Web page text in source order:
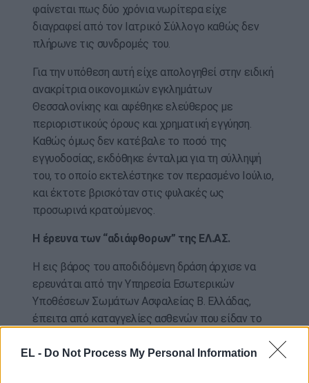
EL - Do Not Process My Personal Information
φαίνεται πως δύο χρόνια νωρίτερα είχε
διαγραφεί από τον Ιατρικό Σύλλογο καθώς δεν
πλήρωνε τις συνδρομές του.
Για την υπόθεση αυτή είχε απολογηθεί στην ειδική
ανακρίτρια οικονομικών εγκλημάτων
Θεσσαλονίκης και αφέθηκε ελεύθερος με
περιοριστικούς όρους και χρηματική εγγύηση.
Καθώς όμως δεν κατέβαλε το ποσό της
εγγυοδοσίας, εκδόθηκε ένταλμα για τη σύλληψή
του, το οποίο εκτελέστηκε τον περασμένο Ιούλιο,
και έκτοτε βρισκόταν στις φυλακές ως
προσωρινά κρατούμενος.
Η έρευνα των “αδιάφθορων” της ΕΛ.ΑΣ.
Η εις βάρος του αποδιδόμενη δράση άρχισε να
ερευνάται από την Υπηρεσία Εσωτερικών
Υποθέσεων Σωμάτων Ασφαλείας Β. Ελλάδας,
έπειτα από καταγγελίες ασθενών που είδαν το
δικογραφία που σχηματίστηκε από τους